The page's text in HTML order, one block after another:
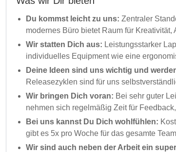
Du kommst leicht zu uns: Zentraler
modernes Büro bietet Raum für
Wir statten Dich aus: Leistungsstarker
individuelles Equipment wie eine
Deine Ideen sind uns wichtig und
Releasezyklen sind für uns
Wir bringen Dich voran: Bei sehr guter
nehmen sich regelmäßig Zeit für
Bei uns kannst Du Dich wohlfühlen:
gibt es 5x pro Woche für das gesamte Team
Wir sind auch neben der Arbeit ein